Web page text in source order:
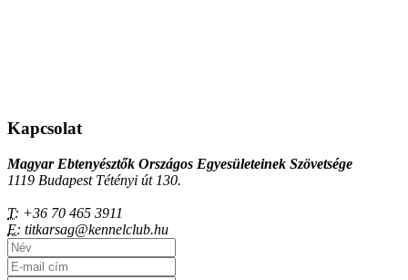
Kapcsolat
Magyar Ebtenyésztők Országos Egyesületeinek Szövetsége
1119 Budapest Tétényi út 130.
T: +36 70 465 3911
E: titkarsag@kennelclub.hu